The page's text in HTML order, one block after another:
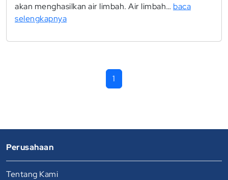
akan menghasilkan air limbah. Air limbah… baca
selengkapnya
1
Perusahaan
Tentang Kami